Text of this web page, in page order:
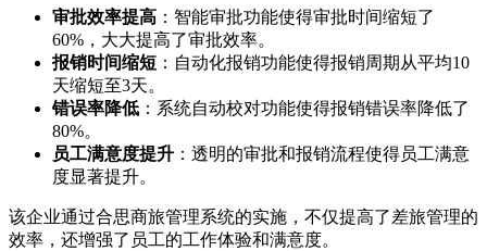
审批效率提高 ：智能审批功能使得审批时间缩短了
60%，大大提高了审批效率。
报销时间缩短 ：自动化报销功能使得报销周期从平均10
天缩短至3天。
错误率降低 ：系统自动校对功能使得报销错误率降低了
80%。
员工满意度提升 ：透明的审批和报销流程使得员工满意
度显著提升。
该企业通过合思商旅管理系统的实施，不仅提高了差旅管理的
效率，还增强了员工的工作体验和满意度。